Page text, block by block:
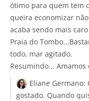
ótimo para quem tem
queira economizar
acaba sendo mais
Praia do
todo, mar agitado.
Resumindo...
Eliane Germano:
gostado. Quando